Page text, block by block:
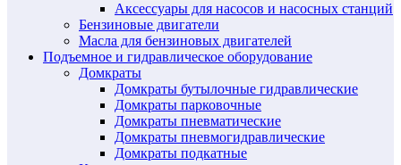
Аксессуары для насосов и насосных станций
Бензиновые двигатели
Масла для бензиновых двигателей
Подъемное и гидравлическое оборудование
Домкраты
Домкраты бутылочные гидравлические
Домкраты парковочные
Домкраты пневматические
Домкраты пневмогидравлические
Домкраты подкатные